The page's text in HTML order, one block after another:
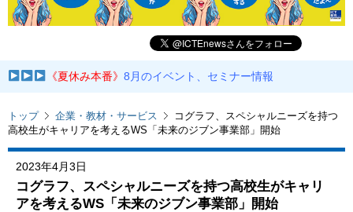
《夏休み本番》8月のイベント、セミナー情報
トップ 企業・教材・サービス
コグラフ、スペシャルニーズを持つ
高校生がキャリアを考えるWS「未来のジブン事業部」開始
2023年4月3日
コグラフ、スペシャルニーズを持つ高校生がキャリ
アを考えるWS「未来のジブン事業部」開始